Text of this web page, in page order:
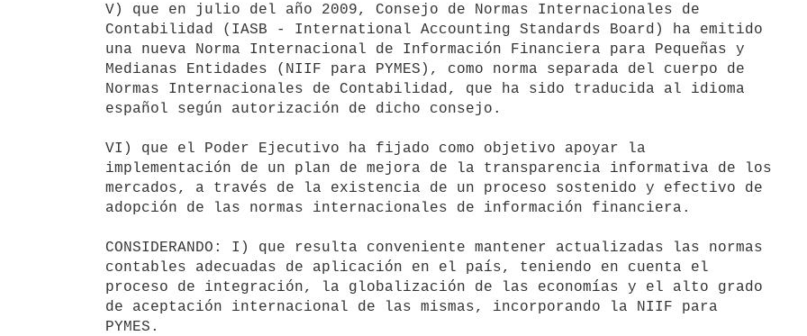
V) que en julio del año 2009, Consejo de Normas Internacionales de
Contabilidad (IASB - International Accounting Standards Board) ha emitido
una nueva Norma Internacional de Información Financiera para Pequeñas y
Medianas Entidades (NIIF para PYMES), como norma separada del cuerpo de
Normas Internacionales de Contabilidad, que ha sido traducida al idioma
español según autorización de dicho consejo.
VI) que el Poder Ejecutivo ha fijado como objetivo apoyar la
implementación de un plan de mejora de la transparencia informativa de los
mercados, a través de la existencia de un proceso sostenido y efectivo de
adopción de las normas internacionales de información financiera.
CONSIDERANDO: I) que resulta conveniente mantener actualizadas las normas
contables adecuadas de aplicación en el país, teniendo en cuenta el
proceso de integración, la globalización de las economías y el alto grado
de aceptación internacional de las mismas, incorporando la NIIF para
PYMES.